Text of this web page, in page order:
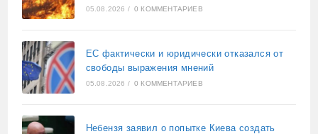
05.08.2026 / 0 КОММЕНТАРИЕВ
ЕС фактически и юридически отказался от
свободы выражения мнений
05.08.2026 / 0 КОММЕНТАРИЕВ
Небензя заявил о попытке Киева создать